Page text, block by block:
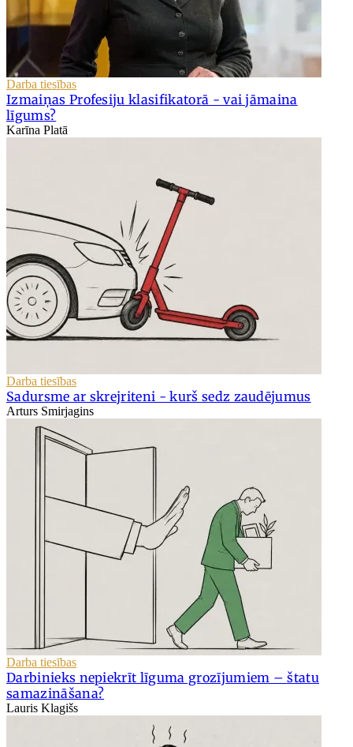
Darba tiesības
Izmaiņas Profesiju klasifikatorā - vai jāmaina
līgums?
Karīna Platā
Darba tiesības
Sadursme ar skrejriteni - kurš sedz zaudējumus
Arturs Smirjagins
Darba tiesības
Darbinieks nepiekrīt līguma grozījumiem – štatu
samazināšana?
Lauris Klagišs